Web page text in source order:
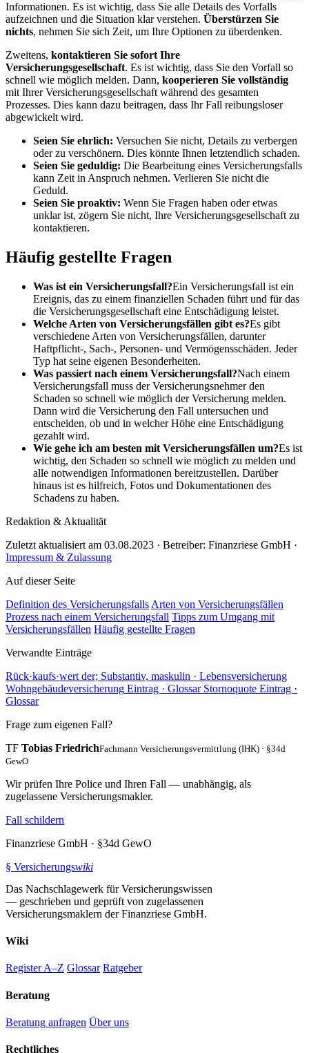
Informationen. Es ist wichtig, dass Sie alle Details des Vorfalls
aufzeichnen und die Situation klar verstehen. Überstürzen Sie
nichts, nehmen Sie sich Zeit, um Ihre Optionen zu überdenken.
Zweitens, kontaktieren Sie sofort Ihre
Versicherungsgesellschaft. Es ist wichtig, dass Sie den Vorfall so
schnell wie möglich melden. Dann, kooperieren Sie vollständig
mit Ihrer Versicherungsgesellschaft während des gesamten
Prozesses. Dies kann dazu beitragen, dass Ihr Fall reibungsloser
abgewickelt wird.
Seien Sie ehrlich: Versuchen Sie nicht, Details zu verbergen
oder zu verschönern. Dies könnte Ihnen letztendlich schaden.
Seien Sie geduldig: Die Bearbeitung eines Versicherungsfalls
kann Zeit in Anspruch nehmen. Verlieren Sie nicht die
Geduld.
Seien Sie proaktiv: Wenn Sie Fragen haben oder etwas
unklar ist, zögern Sie nicht, Ihre Versicherungsgesellschaft zu
kontaktieren.
Häufig gestellte Fragen
Was ist ein Versicherungsfall?Ein Versicherungsfall ist ein
Ereignis, das zu einem finanziellen Schaden führt und für das
die Versicherungsgesellschaft eine Entschädigung leistet.
Welche Arten von Versicherungsfällen gibt es?Es gibt
verschiedene Arten von Versicherungsfällen, darunter
Haftpflicht-, Sach-, Personen- und Vermögensschäden. Jeder
Typ hat seine eigenen Besonderheiten.
Was passiert nach einem Versicherungsfall?Nach einem
Versicherungsfall muss der Versicherungsnehmer den
Schaden so schnell wie möglich der Versicherung melden.
Dann wird die Versicherung den Fall untersuchen und
entscheiden, ob und in welcher Höhe eine Entschädigung
gezahlt wird.
Wie gehe ich am besten mit Versicherungsfällen um?Es ist
wichtig, den Schaden so schnell wie möglich zu melden und
alle notwendigen Informationen bereitzustellen. Darüber
hinaus ist es hilfreich, Fotos und Dokumentationen des
Schadens zu haben.
Redaktion & Aktualität
Zuletzt aktualisiert am 03.08.2023 · Betreiber: Finanzriese GmbH ·
Impressum & Zulassung
Auf dieser Seite
Definition des Versicherungsfalls Arten von Versicherungsfällen
Prozess nach einem Versicherungsfall Tipps zum Umgang mit
Versicherungsfällen Häufig gestellte Fragen
Verwandte Einträge
Rück·kaufs·wert der; Substantiv, maskulin · Lebensversicherung
Wohngebäudeversicherung Eintrag · Glossar Stornoquote Eintrag ·
Glossar
Frage zum eigenen Fall?
TF Tobias FriedrichFachmann Versicherungsvermittlung (IHK) · §34d
GewO
Wir prüfen Ihre Police und Ihren Fall — unabhängig, als
zugelassene Versicherungsmakler.
Fall schildern
Finanzriese GmbH · §34d GewO
§ Versicherungswiki
Das Nachschlagewerk für Versicherungswissen
— geschrieben und geprüft von zugelassenen
Versicherungsmaklern der Finanzriese GmbH.
Wiki
Register A–Z Glossar Ratgeber
Beratung
Beratung anfragen Über uns
Rechtliches